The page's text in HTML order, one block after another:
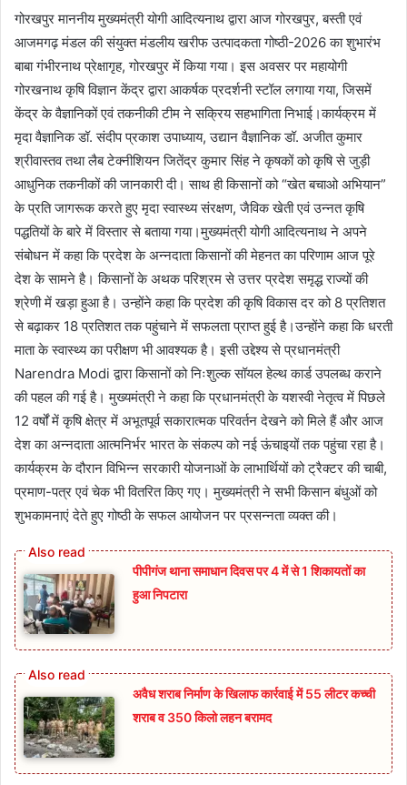
गोरखपुर माननीय मुख्यमंत्री योगी आदित्यनाथ द्वारा आज गोरखपुर, बस्ती एवं
आजमगढ़ मंडल की संयुक्त मंडलीय खरीफ उत्पादकता गोष्ठी-2026 का शुभारंभ
बाबा गंभीरनाथ प्रेक्षागृह, गोरखपुर में किया गया। इस अवसर पर महायोगी
गोरखनाथ कृषि विज्ञान केंद्र द्वारा आकर्षक प्रदर्शनी स्टॉल लगाया गया, जिसमें
केंद्र के वैज्ञानिकों एवं तकनीकी टीम ने सक्रिय सहभागिता निभाई।कार्यक्रम में
मृदा वैज्ञानिक डॉ. संदीप प्रकाश उपाध्याय, उद्यान वैज्ञानिक डॉ. अजीत कुमार
श्रीवास्तव तथा लैब टेक्नीशियन जितेंद्र कुमार सिंह ने कृषकों को कृषि से जुड़ी
आधुनिक तकनीकों की जानकारी दी। साथ ही किसानों को “खेत बचाओ अभियान”
के प्रति जागरूक करते हुए मृदा स्वास्थ्य संरक्षण, जैविक खेती एवं उन्नत कृषि
पद्धतियों के बारे में विस्तार से बताया गया।मुख्यमंत्री योगी आदित्यनाथ ने अपने
संबोधन में कहा कि प्रदेश के अन्नदाता किसानों की मेहनत का परिणाम आज पूरे
देश के सामने है। किसानों के अथक परिश्रम से उत्तर प्रदेश समृद्ध राज्यों की
श्रेणी में खड़ा हुआ है। उन्होंने कहा कि प्रदेश की कृषि विकास दर को 8 प्रतिशत
से बढ़ाकर 18 प्रतिशत तक पहुंचाने में सफलता प्राप्त हुई है।उन्होंने कहा कि धरती
माता के स्वास्थ्य का परीक्षण भी आवश्यक है। इसी उद्देश्य से प्रधानमंत्री
Narendra Modi द्वारा किसानों को निःशुल्क सॉयल हेल्थ कार्ड उपलब्ध कराने
की पहल की गई है। मुख्यमंत्री ने कहा कि प्रधानमंत्री के यशस्वी नेतृत्व में पिछले
12 वर्षों में कृषि क्षेत्र में अभूतपूर्व सकारात्मक परिवर्तन देखने को मिले हैं और आज
देश का अन्नदाता आत्मनिर्भर भारत के संकल्प को नई ऊंचाइयों तक पहुंचा रहा है।
कार्यक्रम के दौरान विभिन्न सरकारी योजनाओं के लाभार्थियों को ट्रैक्टर की चाबी,
प्रमाण-पत्र एवं चेक भी वितरित किए गए। मुख्यमंत्री ने सभी किसान बंधुओं को
शुभकामनाएं देते हुए गोष्ठी के सफल आयोजन पर प्रसन्नता व्यक्त की।
पीपीगंज थाना समाधान दिवस पर 4 में से 1 शिकायतों का
हुआ निपटारा
अवैध शराब निर्माण के खिलाफ कार्रवाई में 55 लीटर कच्ची
शराब व 350 किलो लहन बरामद